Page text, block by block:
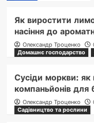
Як виростити
насіння до
Олександр Троценко
Домашнє господарство
Сусіди моркви: як
компаньйонів
Олександр Троценко
Садівництво та рослини